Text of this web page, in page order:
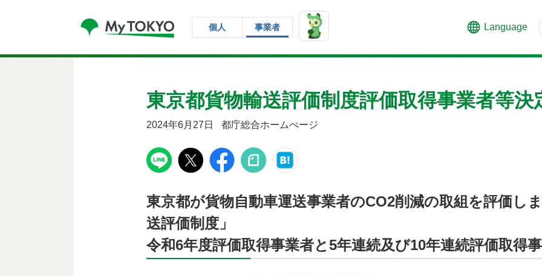
個人 事業者 Language
東京都貨物輸送評価制度評価取得事業者等決
2024年6月27日 都庁総合ホームぺージ
東京都が貨物自動車運送事業者のCO2削減の取組を評価し
送評価制度」
令和6年度評価取得事業者と5年連続及び10年連続評価取得